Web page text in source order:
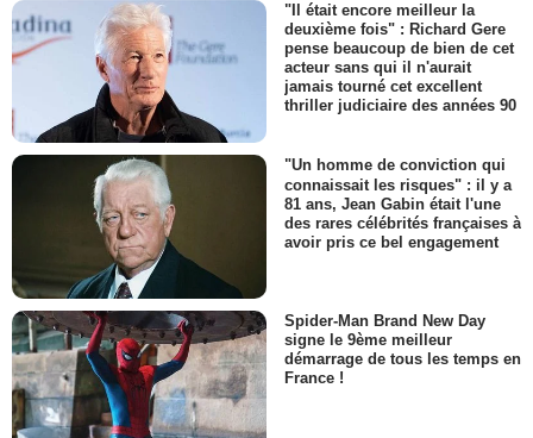
"Il était encore meilleur la
deuxième fois" : Richard Gere
pense beaucoup de bien de cet
acteur sans qui il n'aurait
jamais tourné cet excellent
thriller judiciaire des années 90
"Un homme de conviction qui
connaissait les risques" : il y a
81 ans, Jean Gabin était l'une
des rares célébrités françaises à
avoir pris ce bel engagement
Spider-Man Brand New Day
signe le 9ème meilleur
démarrage de tous les temps en
France !